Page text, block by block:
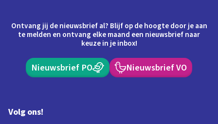
Ontvang jij de nieuwsbrief al? Blijf op de hoogte door je aan
te melden en ontvang elke maand een nieuwsbrief naar
keuze in je inbox!
Nieuwsbrief PO Nieuwsbrief VO
Volg ons!